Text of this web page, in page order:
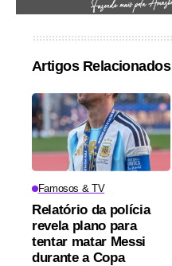
Artigos Relacionados
Famosos & TV
Relatório da polícia
revela plano para
tentar matar Messi
durante a Copa